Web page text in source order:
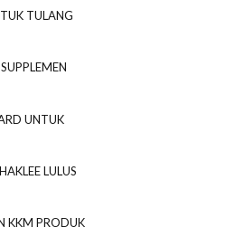
TULANG
UNTUK
LULUS
KKM PRODUK